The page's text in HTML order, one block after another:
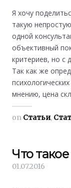
Я хочу
такую
одной
объективный
критериев, но с
Так как же
мнению, цена
on Статьи,
Что
01.07.2016